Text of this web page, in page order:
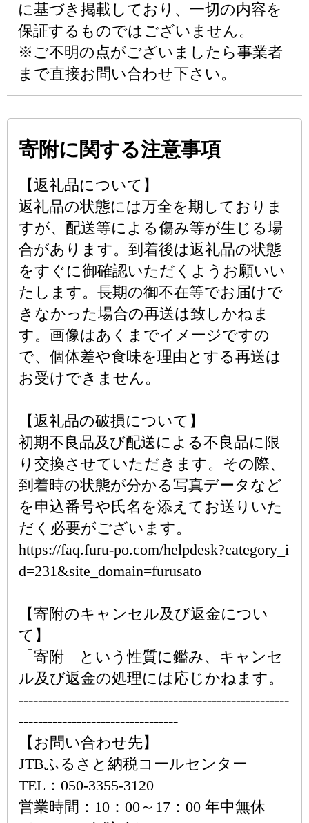
に基づき掲載しており、一切の内容を
保証するものではございません。
※ご不明の点がございましたら事業者
まで直接お問い合わせ下さい。
寄附に関する注意事項
【返礼品について】
返礼品の状態には万全を期しておりま
すが、配送等による傷み等が生じる場
合があります。到着後は返礼品の状態
をすぐに御確認いただくようお願いい
たします。長期の御不在等でお届けで
きなかった場合の再送は致しかねま
す。画像はあくまでイメージですの
で、個体差や食味を理由とする再送は
お受けできません。
【返礼品の破損について】
初期不良品及び配送による不良品に限
り交換させていただきます。その際、
到着時の状態が分かる写真データなど
を申込番号や氏名を添えてお送りいた
だく必要がございます。
https://faq.furu-po.com/helpdesk?category_i
d=231&site_domain=furusato
【寄附のキャンセル及び返金につい
て】
「寄附」という性質に鑑み、キャンセ
ル及び返金の処理には応じかねます。
--------------------------------------------------------
---------------------------------
【お問い合わせ先】
JTBふるさと納税コールセンター
TEL：050-3355-3120
営業時間：10：00～17：00 年中無休